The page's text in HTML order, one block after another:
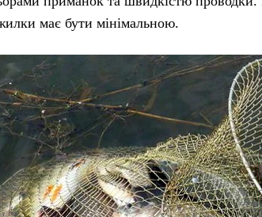
має бути мінімальною.